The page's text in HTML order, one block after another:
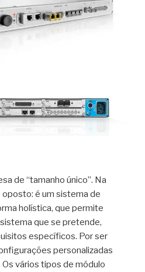
de “tamanho único”. Na
é um sistema de
holística, que permite
que se pretende,
específicos. Por ser
personalizadas
vários tipos de módulo